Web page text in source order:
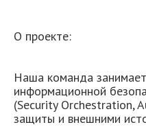
О проекте:
Наша команда
информационной
(Security Orchestration,
защиты и внешними